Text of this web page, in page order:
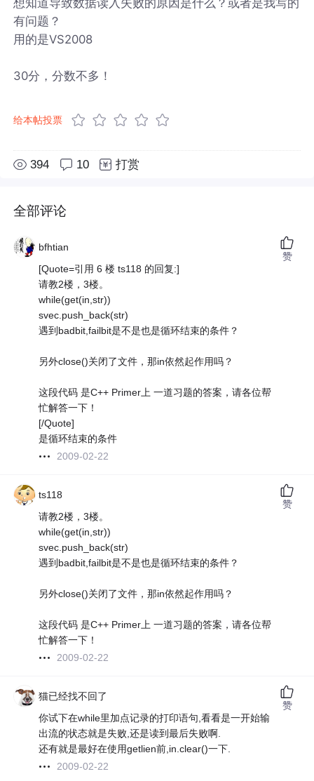
有问题？
用的是VS2008
30分，分数不多！
给本帖投票
394 10 打赏
全部评论
bfhtian
[Quote=引用 6 楼 ts118 的回复:]
请教2楼，3楼。
while(get(in,str))
svec.push_back(str)
遇到badbit,failbit是不是也是循环结束的条件？
另外close()关闭了文件，那in依然起作用吗？
这段代码 是C++ Primer上 一道习题的答案，请各位帮
忙解答一下！
[/Quote]
是循环结束的条件
2009-02-22
赞
ts118
请教2楼，3楼。
while(get(in,str))
svec.push_back(str)
遇到badbit,failbit是不是也是循环结束的条件？
另外close()关闭了文件，那in依然起作用吗？
这段代码 是C++ Primer上 一道习题的答案，请各位帮
忙解答一下！
2009-02-22
赞
猫已经找不回了
你试下在while里加点记录的打印语句,看看是一开始输
出流的状态就是失败,还是读到最后失败啊.
还有就是最好在使用getlien前,in.clear()一下.
2009-02-22
赞